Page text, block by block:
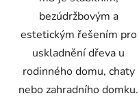
bezúdržbovým a
estetickým řešením pro
uskladnění dřeva u
rodinného domu, chaty
nebo zahradního domku.